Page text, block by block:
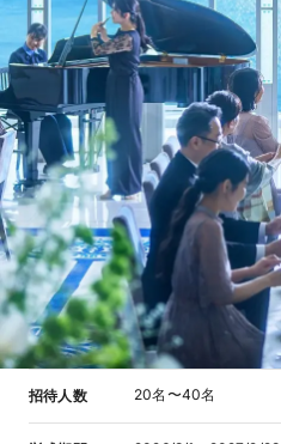
招待人数 20名〜40名